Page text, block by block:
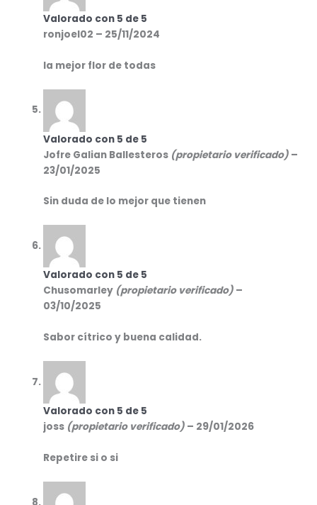
Valorado con 5 de 5
ronjoel02 – 25/11/2024
la mejor flor de todas
Valorado con 5 de 5
Jofre Galian Ballesteros (propietario verificado) –
23/01/2025
Sin duda de lo mejor que tienen
Valorado con 5 de 5
Chusomarley (propietario verificado) –
03/10/2025
Sabor cítrico y buena calidad.
Valorado con 5 de 5
joss (propietario verificado) – 29/01/2026
Repetire si o si